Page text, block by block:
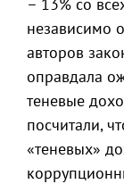
независимо
авторов
оправдала
теневые
посчитали,
«теневых»